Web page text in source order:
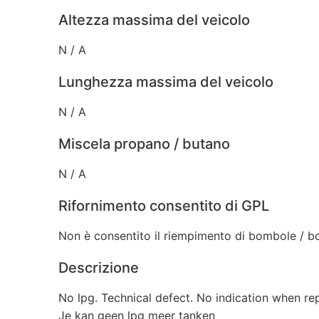
Altezza massima del veicolo
N / A
Lunghezza massima del veicolo
N / A
Miscela propano / butano
N / A
Rifornimento consentito di GPL
Non è consentito il riempimento di bombole /
Descrizione
No lpg. Technical defect. No indication when
Je kan geen lpg meer tanken